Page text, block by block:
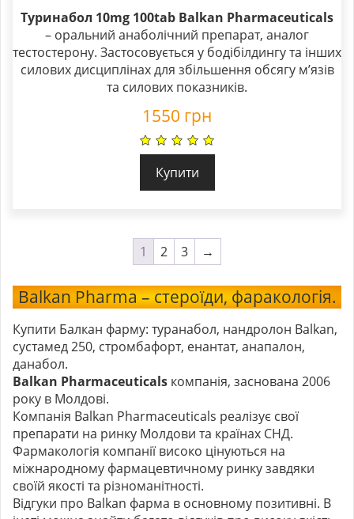
Туринабол 10mg 100tab Balkan Pharmaceuticals
– оральний анаболічний препарат, аналог
тестостерону. Застосовується у бодібілдингу та інших
силових дисциплінах для збільшення обсягу м’язів
та силових показників.
1550 грн
Купити
1 2 3 →
Balkan Pharma – стероїди, фаракологія.
Купити Балкан фарму: туранабол, нандролон Balkan,
сустамед 250, стромбафорт, енантат, анапалон,
данабол.
Balkan Pharmaceuticals компанія, заснована 2006
року в Молдові.
Компанія Balkan Pharmaceuticals реалізує свої
препарати на ринку Молдови та країнах СНД.
Фармакологія компанії високо цінуються на
міжнародному фармацевтичному ринку завдяки
своїй якості та різноманітності.
Відгуки про Balkan фарма в основному позитивні. В